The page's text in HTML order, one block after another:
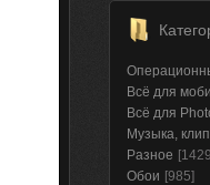
Всё для
Всё для
Музыка,
Разное
Обои [985]